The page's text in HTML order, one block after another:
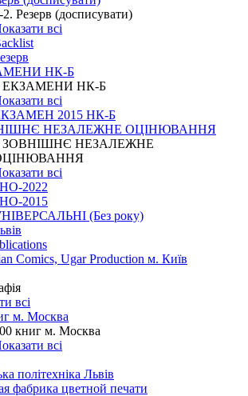
2. Резерв (досписувати)
всі
НК-Б
ЕКЗАМЕНИ НК-Б
всі
2015 НК-Б
НЕЗАЛЕЖНЕ ОЦІНЮВАННЯ
ЗОВНІШНЄ НЕЗАЛЕЖНЕ
всі
2022
2015
(Без року)
Comics, Ugar Production м. Київ
всі
м. Москва
книг м. Москва
всі
політехніка Львів
фабрика цветной печати